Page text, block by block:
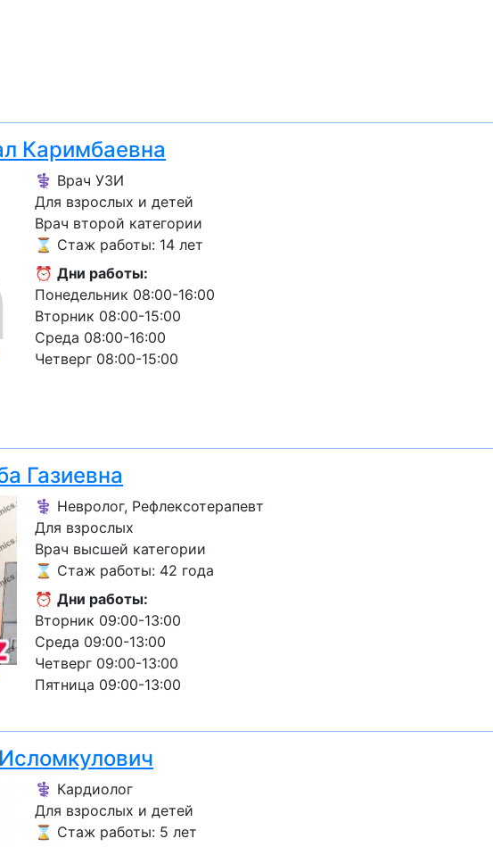
Каримбаевна
⚕️ Врач УЗИ
Для взрослых и детей
Врач второй категории
⌛ Стаж работы: 14 лет
⏰ Дни работы:
Понедельник 08:00-16:00
Вторник 08:00-15:00
Среда 08:00-16:00
Четверг 08:00-15:00
Газиевна
⚕️ Невролог, Рефлексотерапевт
Для взрослых
Врач высшей категории
⌛ Стаж работы: 42 года
⏰ Дни работы:
Вторник 09:00-13:00
Среда 09:00-13:00
Четверг 09:00-13:00
Пятница 09:00-13:00
⚕️ Кардиолог
Для взрослых и детей
⌛ Стаж работы: 5 лет